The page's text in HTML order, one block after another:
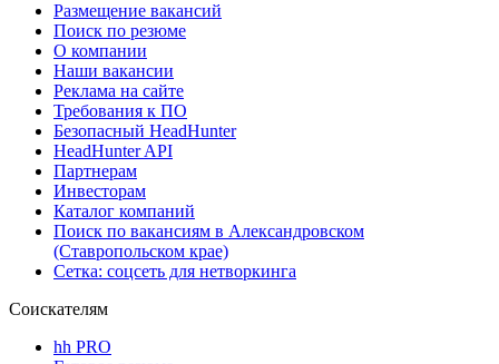
Размещение вакансий
Поиск по резюме
О компании
Наши вакансии
Реклама на сайте
Требования к ПО
Безопасный HeadHunter
HeadHunter API
Партнерам
Инвесторам
Каталог компаний
Поиск по вакансиям в Александровском
(Ставропольском крае)
Сетка: соцсеть для нетворкинга
Соискателям
hh PRO